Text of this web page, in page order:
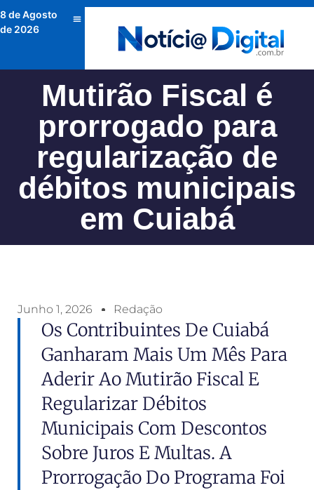
8 de Agosto
de 2026
Mutirão Fiscal é
prorrogado para
regularização de
débitos municipais
em Cuiabá
Junho 1, 2026 Redação
Os Contribuintes De Cuiabá
Ganharam Mais Um Mês Para
Aderir Ao Mutirão Fiscal E
Regularizar Débitos
Municipais Com Descontos
Sobre Juros E Multas. A
Prorrogação Do Programa Foi